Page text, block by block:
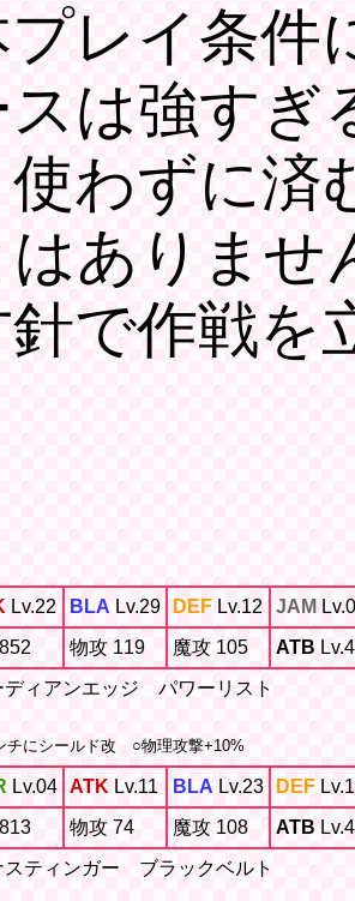
レイ条件
スは強すぎ
使わずに済
はありませ
針で作戦を
Lv.22 BLA Lv.29 DEF Lv.12 JAM
物攻 119 魔攻 105 ATB Lv.4
ディアンエッジ パワーリスト
チにシールド改 ○物理攻撃+10%
Lv.04 ATK Lv.11 BLA Lv.23 DEF
物攻 74 魔攻 108 ATB Lv.4
スティンガー ブラックベルト